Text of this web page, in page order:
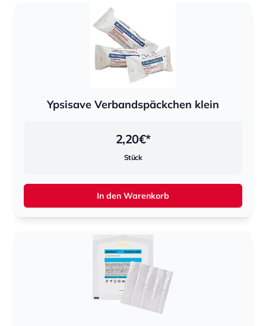
Ypsisave Verbandspäckchen klein
2,20€*
Stück
In den Warenkorb